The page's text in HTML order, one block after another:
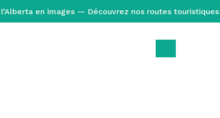
en images — Découvrez nos routes touristiques